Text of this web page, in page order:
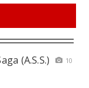
(A.S.S.)
10